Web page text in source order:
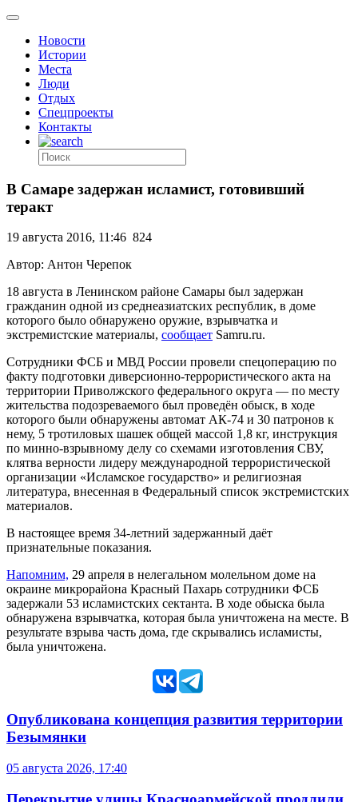
Новости
Истории
Места
Люди
Отдых
Спецпроекты
Контакты
В Самаре задержан исламист, готовивший
теракт
19 августа 2016, 11:46 824
Автор: Антон Черепок
18 августа в Ленинском районе Самары был задержан
гражданин одной из среднеазиатских республик, в доме
которого было обнаружено оружие, взрывчатка и
экстремистские материалы, сообщает Samru.ru.
Сотрудники ФСБ и МВД России провели спецоперацию по
факту подготовки диверсионно-террористического акта на
территории Приволжского федерального округа — по месту
жительства подозреваемого был проведён обыск, в ходе
которого были обнаружены автомат АК-74 и 30 патронов к
нему, 5 тротиловых шашек общей массой 1,8 кг, инструкция
по минно-взрывному делу со схемами изготовления СВУ,
клятва верности лидеру международной террористической
организации «Исламское государство» и религиозная
литература, внесенная в Федеральный список экстремистских
материалов.
В настоящее время 34-летний задержанный даёт
признательные показания.
Напомним, 29 апреля в нелегальном молельном доме на
окраине микрорайона Красный Пахарь сотрудники ФСБ
задержали 53 исламистских сектанта. В ходе обыска была
обнаружена взрывчатка, которая была уничтожена на месте. В
результате взрыва часть дома, где скрывались исламисты,
была уничтожена.
Опубликована концепция развития территории
Безымянки
05 августа 2026, 17:40